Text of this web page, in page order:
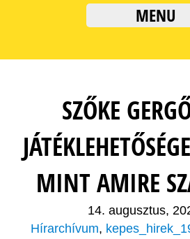
MENU
SZŐKE
MINT AMIRE
14. augusztus,
Hírarchívum,